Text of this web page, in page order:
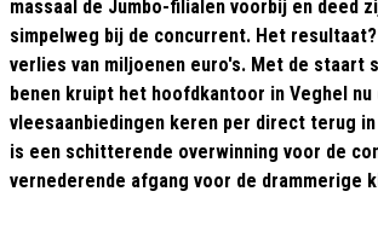
massaal de Jumbo-filialen voorbij en deed
simpelweg bij de concurrent. Het
verlies van miljoenen euro's. Met de staart
benen kruipt het hoofdkantoor in Veghel
vleesaanbiedingen keren per direct terug
is een schitterende overwinning voor de
vernederende afgang voor de drammerige